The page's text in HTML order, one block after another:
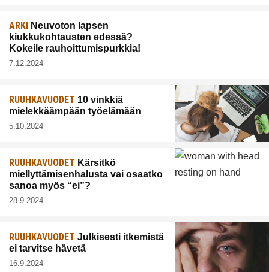
ARKI Neuvoton lapsen
kiukkukohtausten edessä?
Kokeile rauhoittumispurkkia!
7.12.2024
RUUHKAVUODET 10 vinkkiä
mielekkäämpään työelämään
5.10.2024
RUUHKAVUODET Kärsitkö
miellyttämisenhalusta vai osaatko
sanoa myös “ei”?
28.9.2024
RUUHKAVUODET Julkisesti itkemistä
ei tarvitse hävetä
16.9.2024